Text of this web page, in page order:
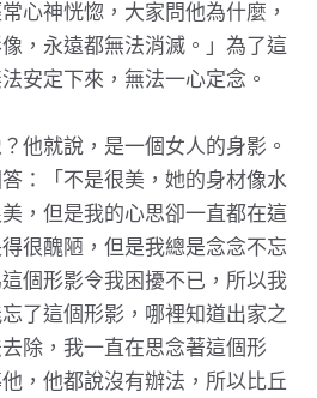
心神恍惚，大家問他為什麼，
，永遠都無法消滅。」為了這
安定下來，無法一心定念。
他就說，是一個女人的身影。
：「不是很美，她的身材像水
，但是我的心思卻一直都在這
很醜陋，但是我總是念念不忘
個形影令我困擾不已，所以我
了這個形影，哪裡知道出家之
除，我一直在思念著這個形
，他都說沒有辦法，所以比丘